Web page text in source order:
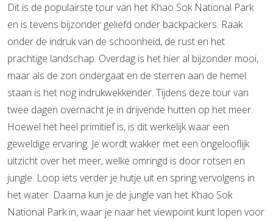
Dit is de populairste tour van het Khao Sok National Park
en is tevens bijzonder geliefd onder backpackers. Raak
onder de indruk van de schoonheid, de rust en het
prachtige landschap. Overdag is het hier al bijzonder mooi,
maar als de zon ondergaat en de sterren aan de hemel
staan is het nog indrukwekkender. Tijdens deze tour van
twee dagen overnacht je in drijvende hutten op het meer.
Hoewel het heel primitief is, is dit werkelijk waar een
geweldige ervaring. Je wordt wakker met een ongelooflijk
uitzicht over het meer, welke omringd is door rotsen en
jungle. Loop iets verder je hutje uit en spring vervolgens in
het water. Daarna kun je de jungle van het Khao Sok
National Park in, waar je naar het viewpoint kunt lopen voor